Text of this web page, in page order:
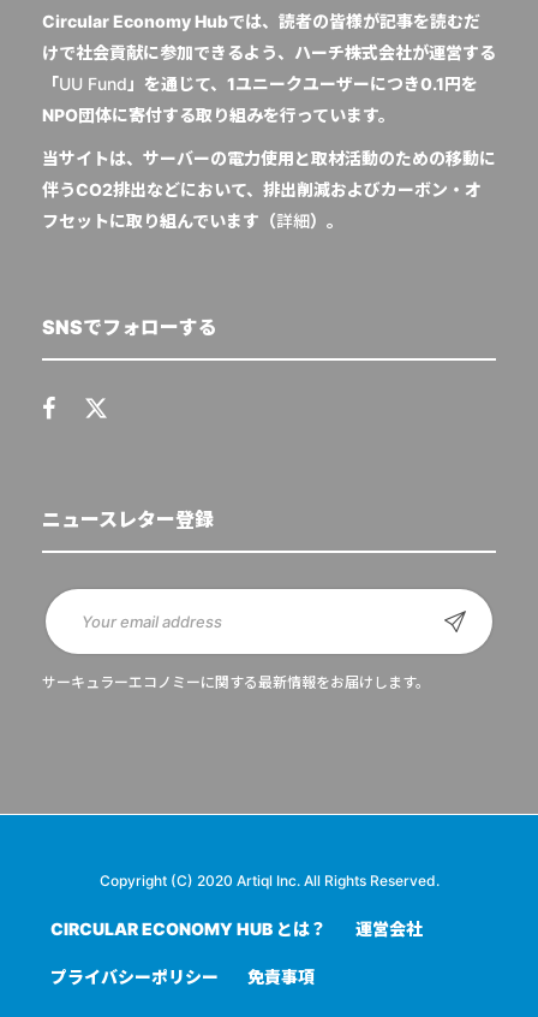
Circular Economy Hubでは、読者の皆様が記事を読むだ
けで社会貢献に参加できるよう、ハーチ株式会社が運営する
「UU Fund」を通じて、1ユニークユーザーにつき0.1円を
NPO団体に寄付する取り組みを行っています。
当サイトは、サーバーの電力使用と取材活動のための移動に
伴うCO2排出などにおいて、排出削減およびカーボン・オ
フセットに取り組んでいます（詳細）。
SNSでフォローする
ニュースレター登録
サーキュラーエコノミーに関する最新情報をお届けします。
Copyright (C) 2020 Artiql Inc. All Rights Reserved.
CIRCULAR ECONOMY HUB とは？ 運営会社
プライバシーポリシー 免責事項